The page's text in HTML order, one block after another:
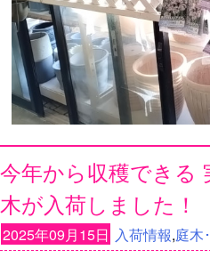
今年から収穫できる
木が入荷しました！
2025年09月15日 入荷情報,庭木